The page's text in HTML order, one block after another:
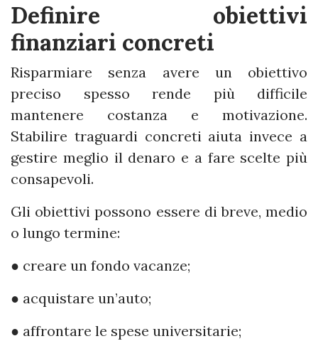
Definire obiettivi
finanziari concreti
Risparmiare senza avere un obiettivo
preciso spesso rende più difficile
mantenere costanza e motivazione.
Stabilire traguardi concreti aiuta invece a
gestire meglio il denaro e a fare scelte più
consapevoli.
Gli obiettivi possono essere di breve, medio
o lungo termine:
● creare un fondo vacanze;
● acquistare un’auto;
● affrontare le spese universitarie;